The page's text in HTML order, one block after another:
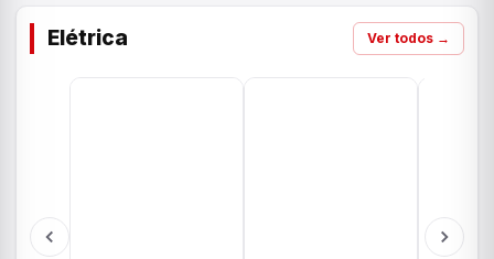
Elétrica Ver todos →